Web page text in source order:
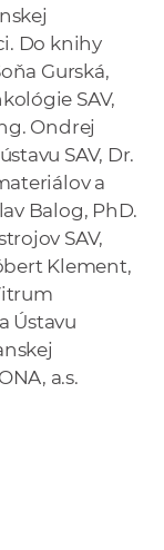
Do knihy
Gurská,
SAV,
Ondrej
SAV, Dr.
a
Balog, PhD.
SAV,
Klement,
Ústavu
a.s.